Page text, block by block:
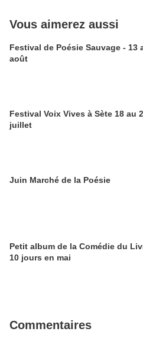
Vous aimerez aussi
Festival de Poésie Sauvage - 13
août
Festival Voix Vives à Sète 18 au
juillet
Juin Marché de la Poésie
Petit album de la Comédie du
10 jours en mai
Commentaires